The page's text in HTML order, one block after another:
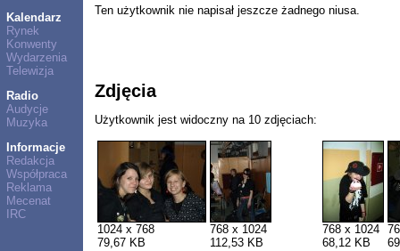
Kalendarz
Rynek
Konwenty
Wydarzenia
Telewizja
Radio
Audycje
Muzyka
Informacje
Redakcja
Współpraca
Reklama
Mecenat
IRC
Ten użytkownik nie napisał jeszcze żadnego niusa.
Zdjęcia
Użytkownik jest widoczny na 10 zdjęciach:
1024 x 768
79,67 KB
768 x 1024
112,53 KB
768 x 1024
68,12 KB